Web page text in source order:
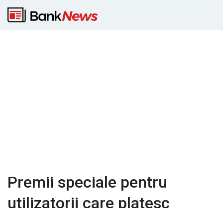
Premii speciale pentru
utilizatorii care platesc